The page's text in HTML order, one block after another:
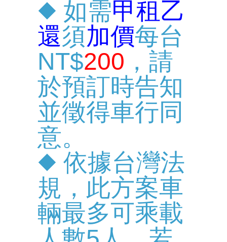
◆ 如需甲租乙
還須加價每台
NT$200 ，請
於預訂時告知
並徵得車行同
意。
◆ 依據台灣法
規，此方案車
輛最多可乘載